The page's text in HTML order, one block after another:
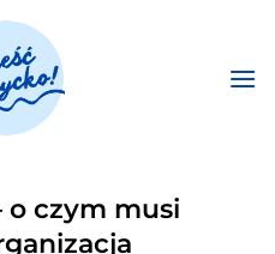
o czym musi